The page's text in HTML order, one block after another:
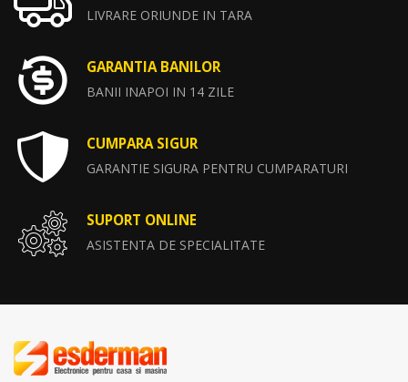
LIVRARE ORIUNDE IN TARA
GARANTIA BANILOR
BANII INAPOI IN 14 ZILE
CUMPARA SIGUR
GARANTIE SIGURA PENTRU CUMPARATURI
SUPORT ONLINE
ASISTENTA DE SPECIALITATE